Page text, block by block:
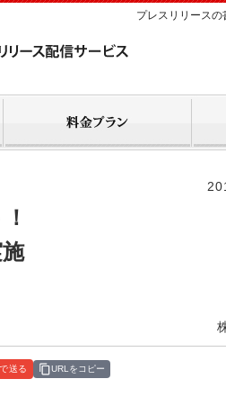
プレスリリースの
送る URLをコピー